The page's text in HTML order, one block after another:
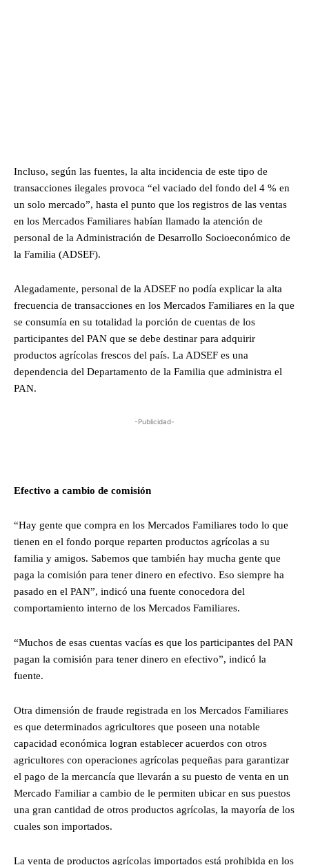
Incluso, según las fuentes, la alta incidencia de este tipo de
transacciones ilegales provoca “el vaciado del fondo del 4 % en
un solo mercado”, hasta el punto que los registros de las ventas
en los Mercados Familiares habían llamado la atención de
personal de la Administración de Desarrollo Socioeconómico de
la Familia (ADSEF).
Alegadamente, personal de la ADSEF no podía explicar la alta
frecuencia de transacciones en los Mercados Familiares en la que
se consumía en su totalidad la porción de cuentas de los
participantes del PAN que se debe destinar para adquirir
productos agrícolas frescos del país. La ADSEF es una
dependencia del Departamento de la Familia que administra el
PAN.
-Publicidad-
Efectivo a cambio de comisión
“Hay gente que compra en los Mercados Familiares todo lo que
tienen en el fondo porque reparten productos agrícolas a su
familia y amigos. Sabemos que también hay mucha gente que
paga la comisión para tener dinero en efectivo. Eso siempre ha
pasado en el PAN”, indicó una fuente conocedora del
comportamiento interno de los Mercados Familiares.
“Muchos de esas cuentas vacías es que los participantes del PAN
pagan la comisión para tener dinero en efectivo”, indicó la
fuente.
Otra dimensión de fraude registrada en los Mercados Familiares
es que determinados agricultores que poseen una notable
capacidad económica logran establecer acuerdos con otros
agricultores con operaciones agrícolas pequeñas para garantizar
el pago de la mercancía que llevarán a su puesto de venta en un
Mercado Familiar a cambio de le permiten ubicar en sus puestos
una gran cantidad de otros productos agrícolas, la mayoría de los
cuales son importados.
La venta de productos agrícolas importados está prohibida en los